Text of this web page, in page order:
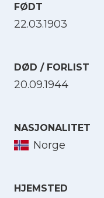
FØDT
22.03.1903
DØD / FORLIST
20.09.1944
NASJONALITET
Norge
HJEMSTED
Velg språk